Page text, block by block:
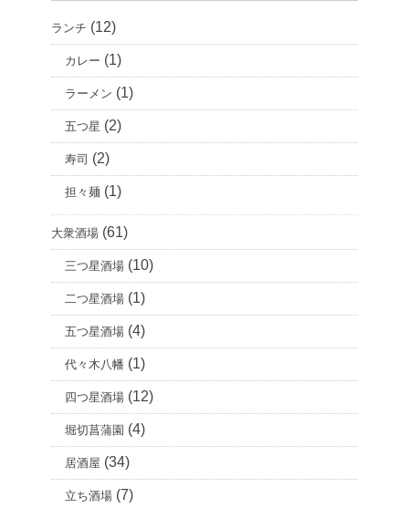
ランチ (12)
カレー (1)
ラーメン (1)
五つ星 (2)
寿司 (2)
担々麺 (1)
大衆酒場 (61)
三つ星酒場 (10)
二つ星酒場 (1)
五つ星酒場 (4)
代々木八幡 (1)
四つ星酒場 (12)
堀切菖蒲園 (4)
居酒屋 (34)
立ち酒場 (7)